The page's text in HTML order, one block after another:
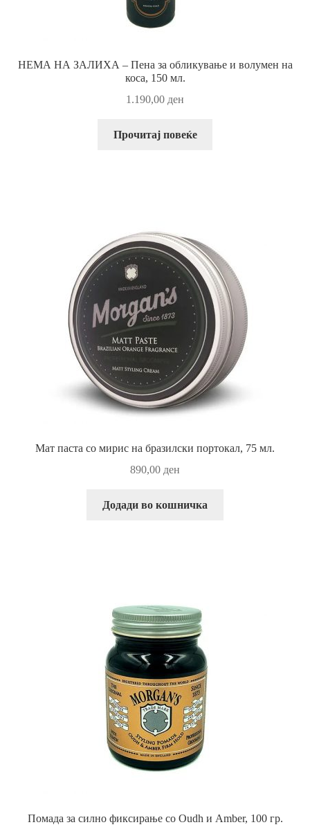
НЕМА НА ЗАЛИХА – Пена за обликување и волумен на
коса, 150 мл.
1.190,00 ден
Прочитај повеќе
Мат паста со мирис на бразилски портокал, 75 мл.
890,00 ден
Додади во кошничка
Помада за силно фиксирање со Oudh и Amber, 100 гр.